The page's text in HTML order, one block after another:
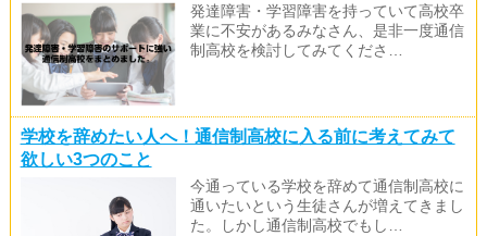
発達障害・学習障害を持っていて高校卒
業に不安があるみなさん、是非一度通信
制高校を検討してみてくださ…
学校を辞めたい人へ！通信制高校に入る前に考えてみて
欲しい3つのこと
今通っている学校を辞めて通信制高校に
通いたいという生徒さんが増えてきまし
た。しかし通信制高校でもし…